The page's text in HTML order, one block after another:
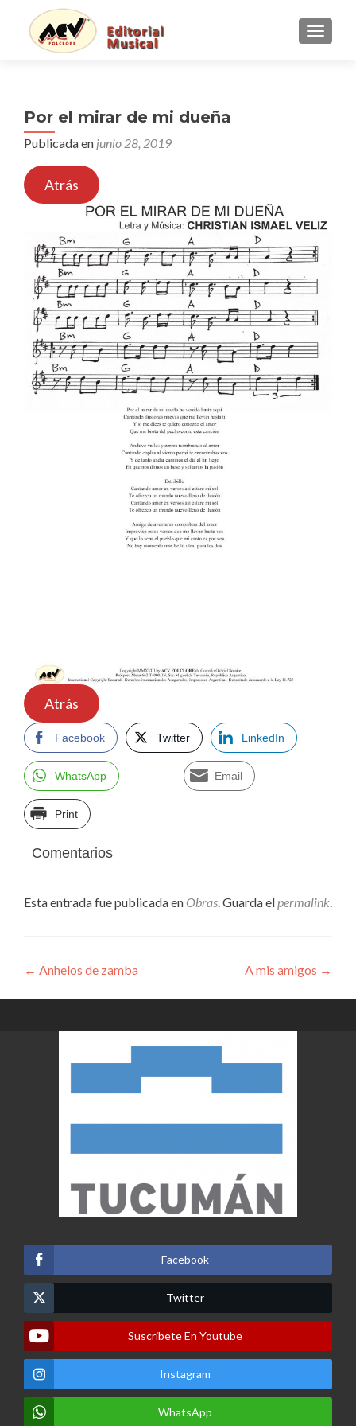
Por el mirar de mi dueña
Publicada en junio 28, 2019
Atrás
Atrás
Facebook Twitter LinkedIn
WhatsApp Email
Print
Comentarios
Esta entrada fue publicada en Obras. Guarda elpermalink.
Navegación
de
entradas
← Anhelos de zamba A mis amigos →
Facebook
Twitter
Suscribete En Youtube
Instagram
WhatsApp